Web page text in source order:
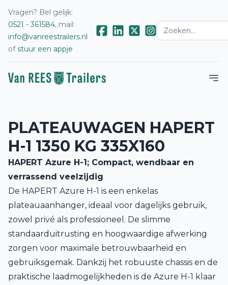
Vragen? Bel gelijk:
0521 - 361584, mail:
info@vanreestrailers.nl
ofstuur een appje
PLATEAUWAGEN HAPERT
H-1 1350 KG 335X160
HAPERT Azure H-1; Compact, wendbaar en
verrassend veelzijdig
De HAPERT Azure H-1 is een enkelas
plateauaanhanger, ideaal voor dagelijks gebruik,
zowel privé als professioneel. De slimme
standaarduitrusting en hoogwaardige afwerking
zorgen voor maximale betrouwbaarheid en
gebruiksgemak. Dankzij het robuuste chassis en de
praktische laadmogelijkheden is de Azure H-1 klaar